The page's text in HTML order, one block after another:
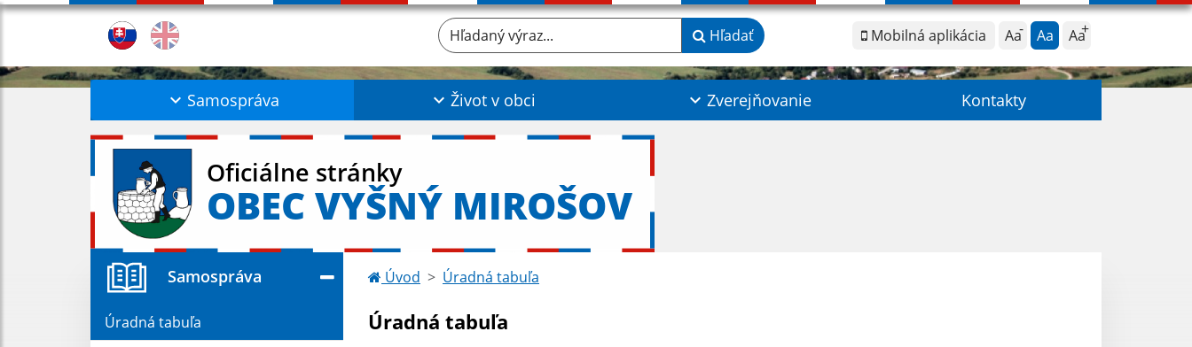
Mobilná aplikácia Aa Aa Aa
Hľadaný výraz... Hľadať
Samospráva Život v obci Zverejňovanie Kontakty
Oficiálne stránky
OBEC VYŠNÝ MIROŠOV
Samospráva
Úradná tabuľa
Úvod Úradná tabuľa
Úradná tabuľa